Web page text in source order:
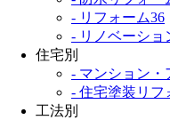
- リフォーム36
- リノベーショ
住宅別
- マンション・
- 住宅塗装リフ
工法別